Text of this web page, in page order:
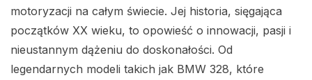
motoryzacji na całym świecie. Jej historia, sięgająca
początków XX wieku, to opowieść o innowacji, pasji i
nieustannym dążeniu do doskonałości. Od
legendarnych modeli takich jak BMW 328, które